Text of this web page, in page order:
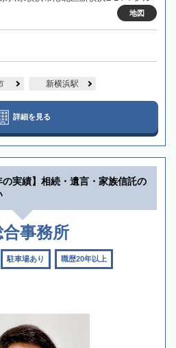
地図
新横浜駅
詳細を見る
の実績】相続・遺言・家族信託の
事務所
駐車場あり 職歴20年以上